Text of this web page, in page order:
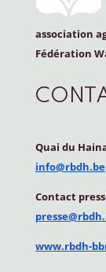
association
Fédération
Quai du
info@rbdh.be
Contact
www.rbdh-